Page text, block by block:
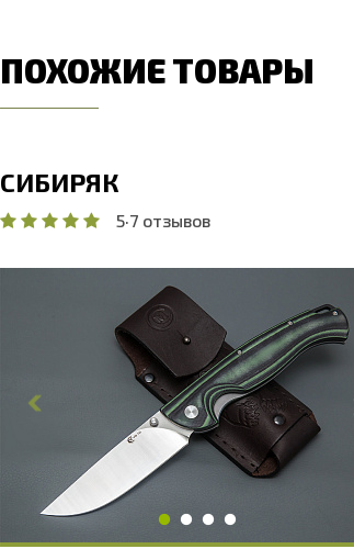
ПОХОЖИЕ ТОВАРЫ
СИБИРЯК
5·7 отзывов
Общая длина, мм
228
Длина клинка, мм
100
Ширина клинка, мм
25
Толщина обуха, мм
Ширина рукояти, мм
23.4
Длина рукояти, мм
128
Толщина рукояти, мм
Твердость клинка, HRC
60 - 61 HRC